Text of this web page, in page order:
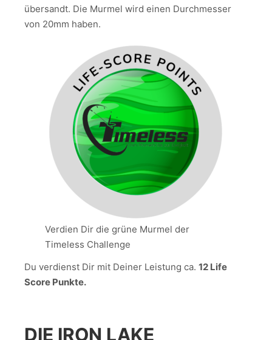
übersandt. Die Murmel wird einen Durchmesser
von 20mm haben.
Verdien Dir die grüne Murmel der
Timeless Challenge
Du verdienst Dir mit Deiner Leistung ca. 12 Life
Score Punkte.
DIE IRON LAKE